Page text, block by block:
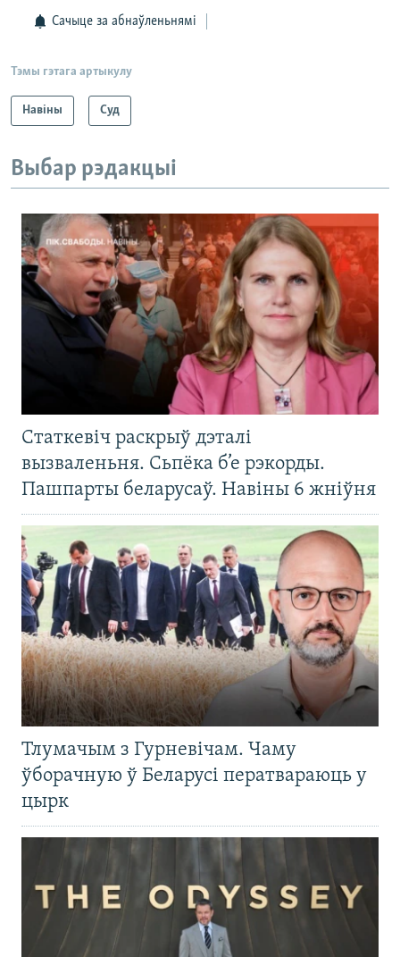
Сачыце за абнаўленьнямі
Тэмы гэтага артыкулу
Навіны Суд
Выбар рэдакцыі
Статкевіч раскрыў дэталі
вызваленьня. Сьпёка б’е рэкорды.
Пашпарты беларусаў. Навіны 6 жніўня
Тлумачым з Гурневічам. Чаму
ўборачную ў Беларусі ператвараюць у
цырк